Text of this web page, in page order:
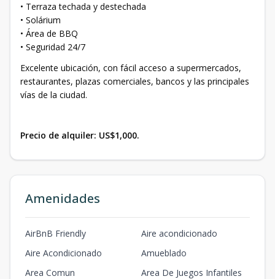
• Terraza techada y destechada
• Solárium
• Área de BBQ
• Seguridad 24/7
Excelente ubicación, con fácil acceso a supermercados,
restaurantes, plazas comerciales, bancos y las principales
vías de la ciudad.
Precio de alquiler: US$1,000.
Amenidades
AirBnB Friendly
Aire acondicionado
Aire Acondicionado
Amueblado
Area Comun
Area De Juegos Infantiles